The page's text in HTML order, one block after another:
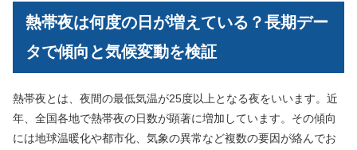
熱帯夜は何度の日が増えている？長期デー
タで傾向と気候変動を検証
熱帯夜とは、夜間の最低気温が25度以上となる夜をいいます。近
年、全国各地で熱帯夜の日数が顕著に増加しています。その傾向
には地球温暖化や都市化、気象の異常など複数の要因が絡んでお